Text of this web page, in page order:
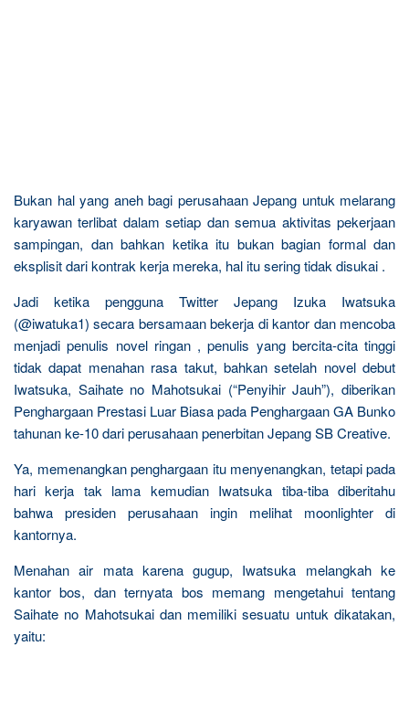
Bukan hal yang aneh bagi perusahaan Jepang untuk melarang
karyawan terlibat dalam setiap dan semua aktivitas pekerjaan
sampingan, dan bahkan ketika itu bukan bagian formal dan
eksplisit dari kontrak kerja mereka, hal itu sering tidak disukai .
Jadi ketika pengguna Twitter Jepang Izuka Iwatsuka
(@iwatuka1) secara bersamaan bekerja di kantor dan mencoba
menjadi penulis novel ringan , penulis yang bercita-cita tinggi
tidak dapat menahan rasa takut, bahkan setelah novel debut
Iwatsuka, Saihate no Mahotsukai (“Penyihir Jauh”), diberikan
Penghargaan Prestasi Luar Biasa pada Penghargaan GA Bunko
tahunan ke-10 dari perusahaan penerbitan Jepang SB Creative.
Ya, memenangkan penghargaan itu menyenangkan, tetapi pada
hari kerja tak lama kemudian Iwatsuka tiba-tiba diberitahu
bahwa presiden perusahaan ingin melihat moonlighter di
kantornya.
Menahan air mata karena gugup, Iwatsuka melangkah ke
kantor bos, dan ternyata bos memang mengetahui tentang
Saihate no Mahotsukai dan memiliki sesuatu untuk dikatakan,
yaitu: